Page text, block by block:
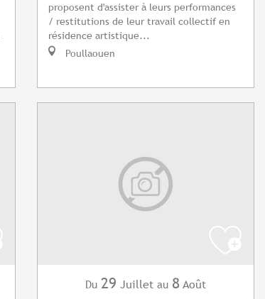
proposent d'assister à leurs performances
/ restitutions de leur travail collectif en
résidence artistique...
Poullaouen
Du 29 Juillet au 8 Août